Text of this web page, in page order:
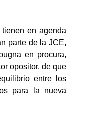
en agenda
parte de la JCE,
en procura,
opositor, de que
entre los
para la nueva